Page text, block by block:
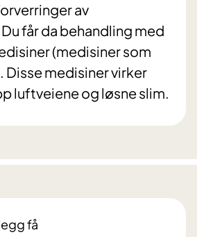
av
får da behandling med
(medisiner som
Disse medisiner virker
luftveiene og løsne slim.
få